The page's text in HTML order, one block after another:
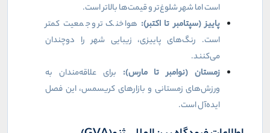
است اما شهر شلوغ‌تر و قیمت‌ها بالاتر است.
پاییز (سپتامبر تا اکتبر): هوا خنک‌تر و جمعیت کمتر
است. رنگ‌های پاییزی، زیبایی شهر را دوچندان
می‌کنند.
زمستان (نوامبر تا مارس): برای علاقه‌مندان به
ورزش‌های زمستانی و بازارهای کریسمس، این فصل
ایده‌آل است.